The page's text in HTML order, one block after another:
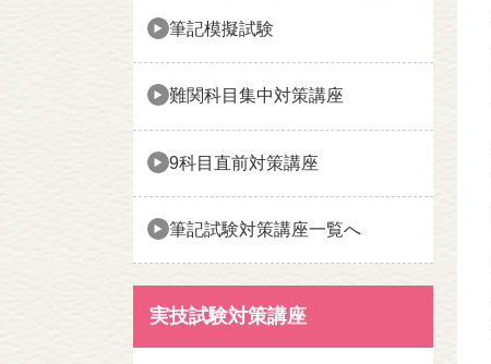
筆記模擬試験
難関科目集中対策講座
9科目直前対策講座
筆記試験対策講座一覧へ
実技試験対策講座